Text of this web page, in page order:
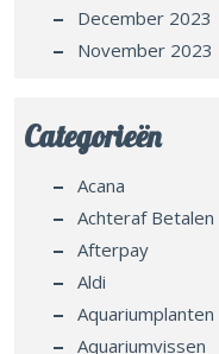
December 2023
November 2023
Categorieën
Acana
Achteraf Betalen
Afterpay
Aldi
Aquariumplanten
Aquariumvissen